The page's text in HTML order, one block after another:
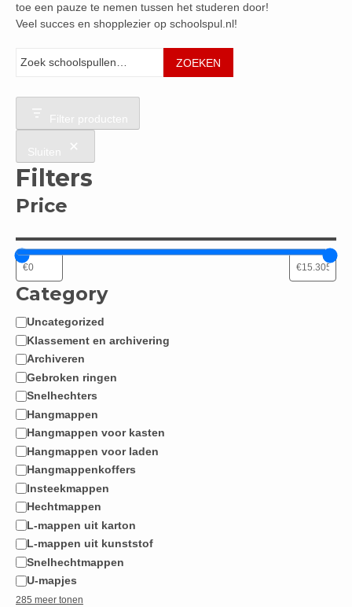
toe een pauze te nemen tussen het studeren door!
Veel succes en shopplezier op schoolspul.nl!
ZOEKEN
Filter producten
Sluiten
Filters
Price
Category
Categorie
Uncategorized
Klassement en archivering
Archiveren
Gebroken ringen
Snelhechters
Hangmappen
Hangmappen voor kasten
Hangmappen voor laden
Hangmappenkoffers
Insteekmappen
Hechtmappen
L-mappen uit karton
L-mappen uit kunststof
Snelhechtmappen
U-mapjes
285 meer tonen